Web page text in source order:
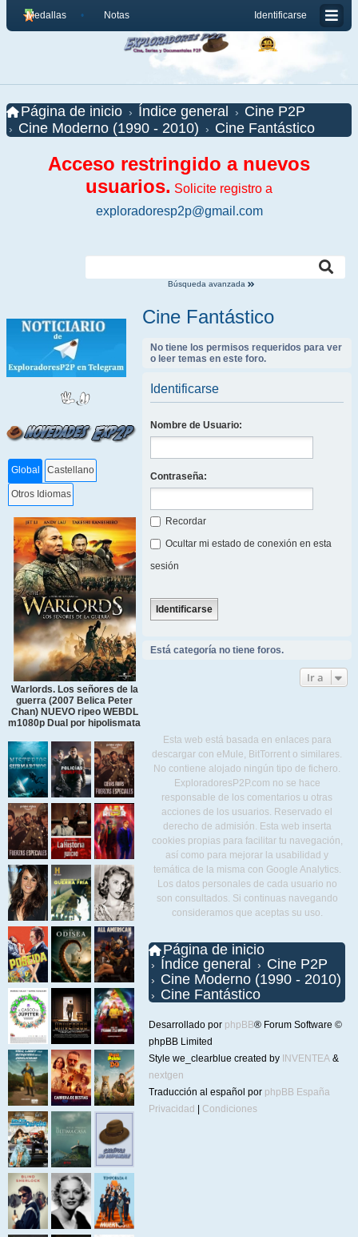
Identificarse
Medallas Notas
Página de inicio Índice general
Cine P2P
Cine Moderno (1990 - 2010)
Cine Fantástico
Acceso restringido a nuevos
usuarios. Solicite registro a
exploradoresp2p@gmail.com
Búsqueda avanzada
Global Castellano
Otros Idiomas
Warlords. Los señores de la
guerra (2007 Belica Peter
Chan) NUEVO ripeo WEBDL
m1080p Dual por hipolismata
Cine Fantástico
No tiene los permisos requeridos para ver
o leer temas en este foro.
Identificarse
Nombre de Usuario:
Contraseña:
Recordar
Ocultar mi estado de conexión en esta
sesión
Está categoría no tiene foros.
Ir a
Esta web está basada en enlaces para
descargar con eMule, BitTorrent o similares.
No contiene alojado ningún tipo de fichero.
ExploradoresP2P.com no se hace
responsable de los comentarios u otras
acciones de los usuarios. Reservado el
derecho de admisión. Esta web inserta
cookies propias para facilitar tu navegación,
así como para mejorar la usabilidad y
temática de la misma con Google Analytics.
Los datos personales de cada usuario no
son consultados. Si continuas navegando
consideramos que aceptas su uso.
Página de inicio
Índice general
Cine P2P
Cine Moderno (1990 - 2010)
Cine Fantástico
Desarrollado por phpBB® Forum Software ©
phpBB Limited
Style we_clearblue created by INVENTEA &
nextgen
Traducción al español por phpBB España
Privacidad
Condiciones